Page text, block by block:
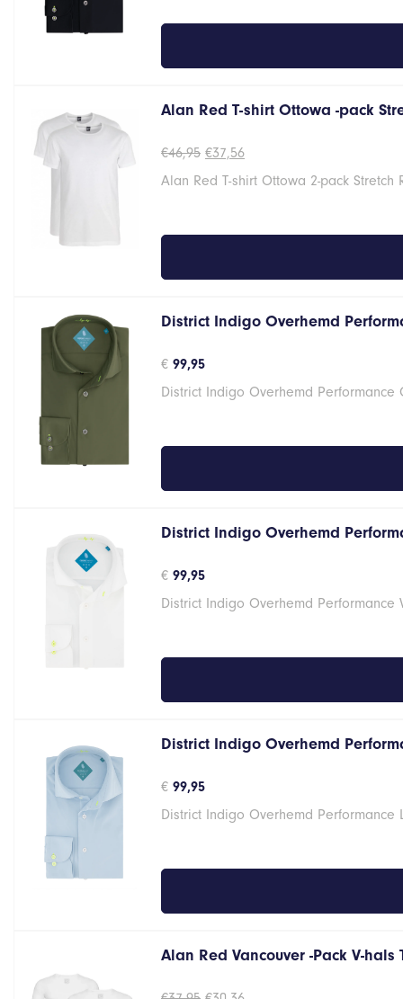
Alan Red T-shirt Ottowa -pack
€46,95 Oorspronkelijke
was:
€37,56Huidige
is:
Alan Red T-shirt Ottowa 2-pack Stretch
District Indigo Overhemd
€ 99,95
District Indigo Overhemd Performance
District Indigo Overhemd
€ 99,95
District Indigo Overhemd Performance
District Indigo Overhemd
€ 99,95
District Indigo Overhemd Performance
Alan Red Vancouver -Pack V-hals